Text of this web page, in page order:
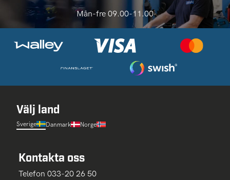
Mån-fre 09.00-11.00
Välj land
Sverige Danmark Norge
Kontakta oss
Telefon 033-20 26 50